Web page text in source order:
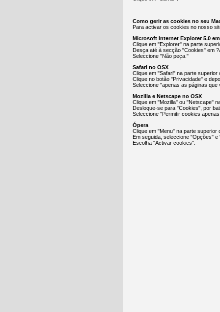
Como gerir as cookies no seu
Para activar os cookies no nosso
Microsoft Internet Explorer 5.0
Clique em "Explorer" na parte
Desça até à secção "Cookies" em
Seleccione "Não peça."
Safari no OSX
Clique em "Safari" na parte
Clique no botão "Privacidade" e
Seleccione "apenas as páginas que
Mozilla e Netscape no OSX
Clique em "Mozilla" ou "Netscape"
Desloque-se para "Cookies", por
Seleccione "Permitir cookies
Ópera
Clique em "Menu" na parte
Em seguida, seleccione "Opções" e
Escolha "Activar cookies".